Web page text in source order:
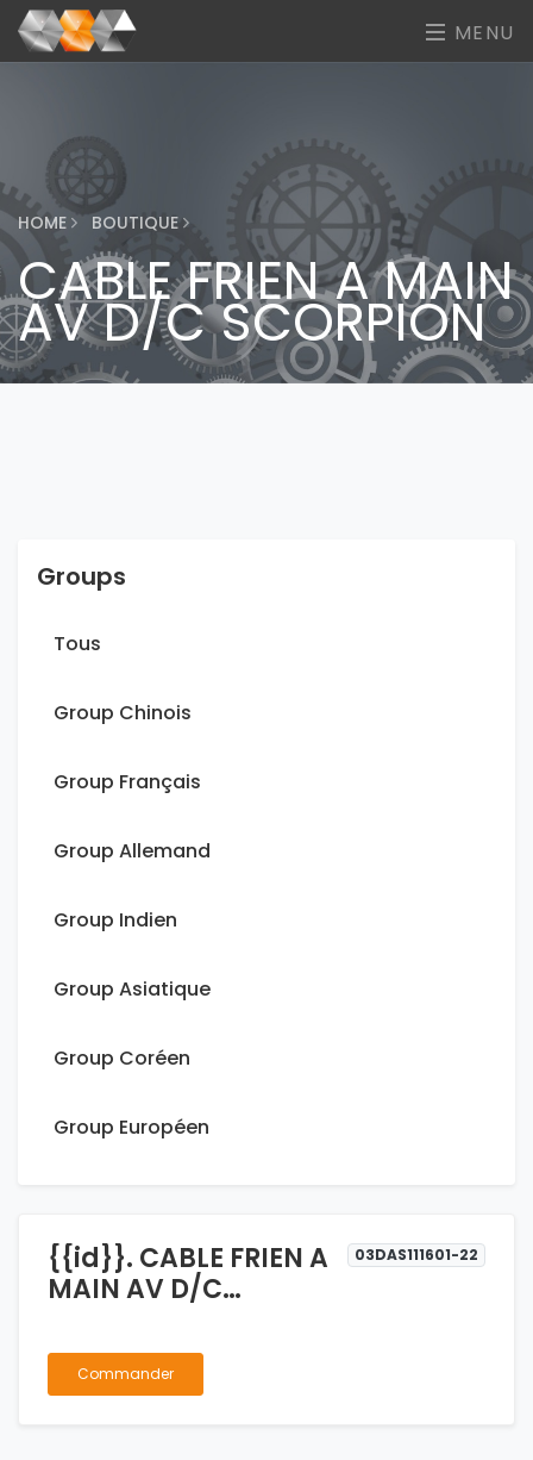
MENU
HOME BOUTIQUE
CABLE FRIEN A MAIN
AV D/C SCORPION
Groups
Tous
Group Chinois
Group Français
Group Allemand
Group Indien
Group Asiatique
Group Coréen
Group Européen
{{id}}. CABLE FRIEN A
MAIN AV D/C
03DAS111601-22
Commander